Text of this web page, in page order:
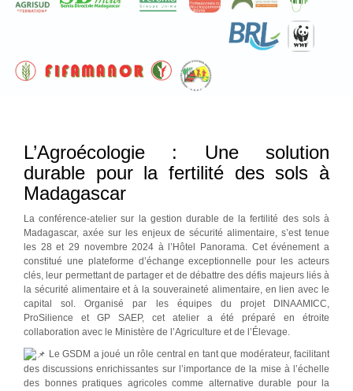
L’Agroécologie : Une solution
durable pour la fertilité des sols à
Madagascar
La conférence-atelier sur la gestion durable de la fertilité des sols à
Madagascar, axée sur les enjeux de sécurité alimentaire, s’est tenue
les 28 et 29 novembre 2024 à l’Hôtel Panorama. Cet événement a
constitué une plateforme d’échange exceptionnelle pour les acteurs
clés, leur permettant de partager et de débattre des défis majeurs liés à
la sécurité alimentaire et à la souveraineté alimentaire, en lien avec le
capital sol. Organisé par les équipes du projet DINAAMICC,
ProSilience et GP SAEP, cet atelier a été préparé en étroite
collaboration avec le Ministère de l’Agriculture et de l’Élevage.
Le GSDM a joué un rôle central en tant que modérateur, facilitant
des discussions enrichissantes sur l’importance de la mise à l’échelle
des bonnes pratiques agricoles comme alternative durable pour la